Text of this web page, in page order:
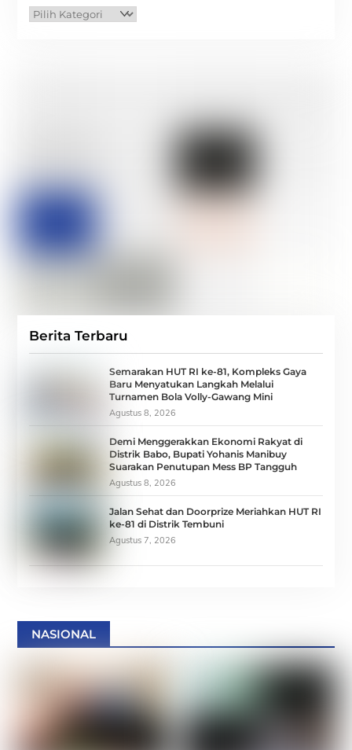
Kategori
Berita Terbaru
Semarakan HUT RI ke-81, Kompleks Gaya
Baru Menyatukan Langkah Melalui
Turnamen Bola Volly-Gawang Mini
Agustus 8, 2026
Demi Menggerakkan Ekonomi Rakyat di
Distrik Babo, Bupati Yohanis Manibuy
Suarakan Penutupan Mess BP Tangguh
Agustus 8, 2026
Jalan Sehat dan Doorprize Meriahkan HUT RI
ke-81 di Distrik Tembuni
Agustus 7, 2026
NASIONAL